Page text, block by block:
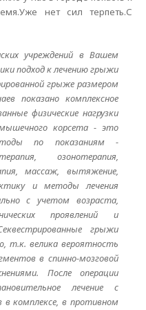
нет сил терпеть.С
учреждений в Вашем
подход к лечению грыжи
грыже размером
показано комплексное
физические нагрузки
корсета - это
по показаниям -
озонотерапия,
массаж, вытяжение,
и методы лечения
с учетом возраста,
проявлений и
грыжи
т.к. велика вероятность
в спинно-мозговой
После операции
лечение с
в комплексе, в противном